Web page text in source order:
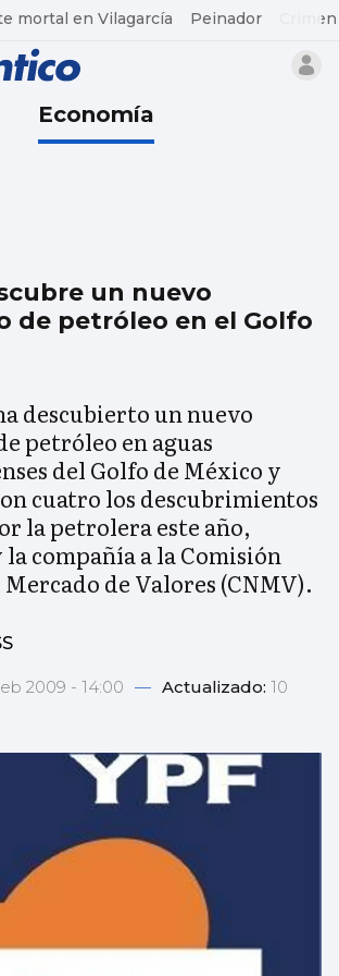
mortal en Vilagarcía Peinador
Economía
un nuevo
de petróleo en el Golfo
descubierto un nuevo
petróleo en aguas
del Golfo de México y
cuatro los descubrimientos
la petrolera este año,
compañía a la Comisión
de Valores (CNMV).
2009 - 14:00 — Actualizado: 10